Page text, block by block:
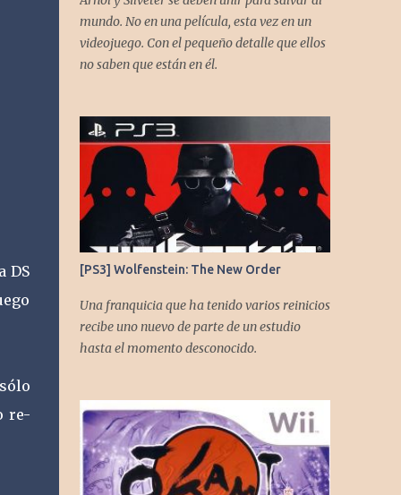
DS
re-
gracias a todos los que nos agregan a sus
plataformas de podcast y nos dejan
comentarios en nuestras diferentes redes.
Instagram -
https://www.instagram.com/cronicasgoomb
a/ Facebook -
https://www.facebook.com/CronicasGoomb
a
mundo. No en una película, esta vez en un
videojuego. Con el pequeño detalle que ellos
no saben que están en él.
[PS3] Wolfenstein: The New Order
Una franquicia que ha tenido varios reinicios
recibe uno nuevo de parte de un estudio
hasta el momento desconocido.